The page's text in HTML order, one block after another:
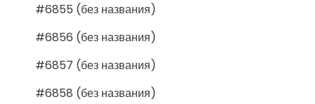
#6855 (без названия)
#6856 (без названия)
#6857 (без названия)
#6858 (без названия)